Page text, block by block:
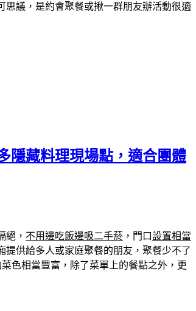
思議，是約會聚餐或揪一群朋友辦活動很適
隱藏料理現場點，適合團體
絕， 不用邊吃飯邊吸二手菸 ，門口設置相當
提供給多人或家庭聚餐的朋友，聚餐少不了
色相當豐富，除了菜單上的餐點之外，更